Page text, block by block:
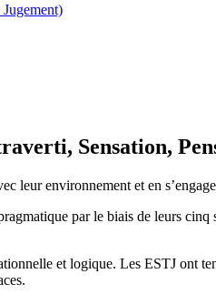
Sensation,
leur environnement et en
par le biais de leurs
et logique. Les ESTJ ont